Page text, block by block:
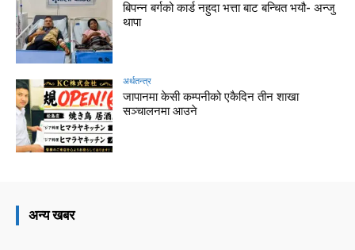
बिपन्न बर्गको कार्ड नहुदा भत्ता बाट बन्चित भयौ- अन्जु
थापा
अर्थतन्त्र
जापानमा केसी कम्पनीको एकैदिन तीन शाखा
सञ्चालनमा आउने
अन्य खबर